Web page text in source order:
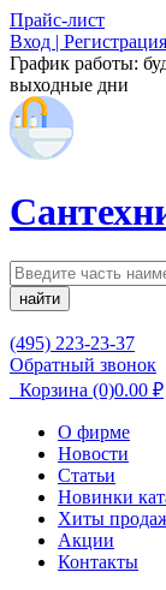
Прайс-лист
Вход | Регистрация
График работы:
выходные дни
найти
(495) 223-23-37
Обратный звонок
Корзина (0)0.00 ₽
О фирме
Новости
Статьи
Новинки
Хиты
Акции
Контакты